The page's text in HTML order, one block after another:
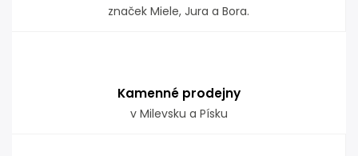
značek Miele, Jura a Bora.
Kamenné prodejny
v Milevsku a Písku